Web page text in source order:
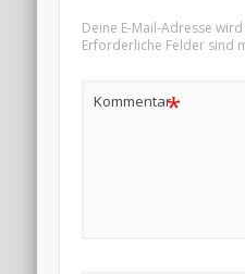
Deine E-Mail-Adresse
Erforderliche Felder sind
Kommentar*